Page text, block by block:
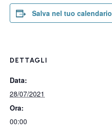
Salva nel tuo calendario
DETTAGLI
Data:
28/07/2021
Ora:
00:00